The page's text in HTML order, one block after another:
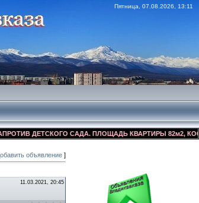
Пятница, 07.08.2026, 13:11
ДЕТСКОГО САДА. ПЛОЩАДЬ КВАРТИРЫ 82м2,
объявление ]
11.03.2021, 20:45